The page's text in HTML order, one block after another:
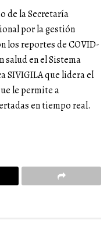
de la Secretaría
por la gestión
los reportes de COVID-
salud en el Sistema
SIVIGILA que lidera el
le permite a
en tiempo real.